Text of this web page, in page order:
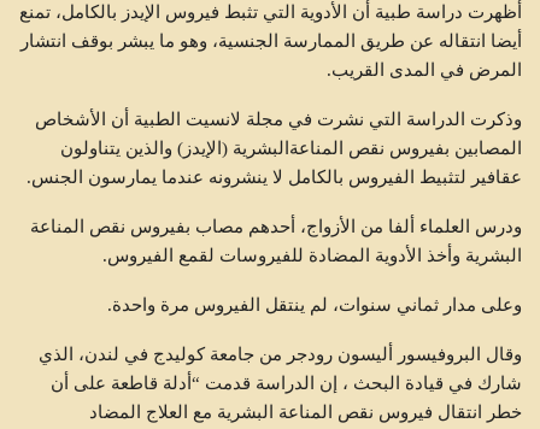
أظهرت دراسة طبية أن الأدوية التي تثبط فيروس الإيدز بالكامل، تمنع
أيضا انتقاله عن طريق الممارسة الجنسية، وهو ما يبشر بوقف انتشار
المرض في المدى القريب.
وذكرت الدراسة التي نشرت في مجلة لانسيت الطبية أن الأشخاص
المصابين بفيروس نقص المناعةالبشرية (الإيدز) والذين يتناولون
عقافير لتثبيط الفيروس بالكامل لا ينشرونه عندما يمارسون الجنس.
ودرس العلماء ألفا من الأزواج، أحدهم مصاب بفيروس نقص المناعة
البشرية وأخذ الأدوية المضادة للفيروسات لقمع الفيروس.
وعلى مدار ثماني سنوات، لم ينتقل الفيروس مرة واحدة.
وقال البروفيسور أليسون رودجر من جامعة كوليدج في لندن، الذي
شارك في قيادة البحث ، إن الدراسة قدمت “أدلة قاطعة على أن
خطر انتقال فيروس نقص المناعة البشرية مع العلاج المضاد